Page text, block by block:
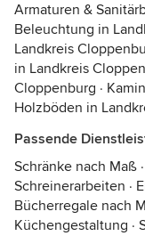
Armaturen &
Beleuchtung in
Landkreis
in Landkreis
Cloppenburg ·
Holzböden in
Passende
Schränke nach Maß ·
Schreinerarbeiten ·
Bücherregale nach
Küchengestaltung ·